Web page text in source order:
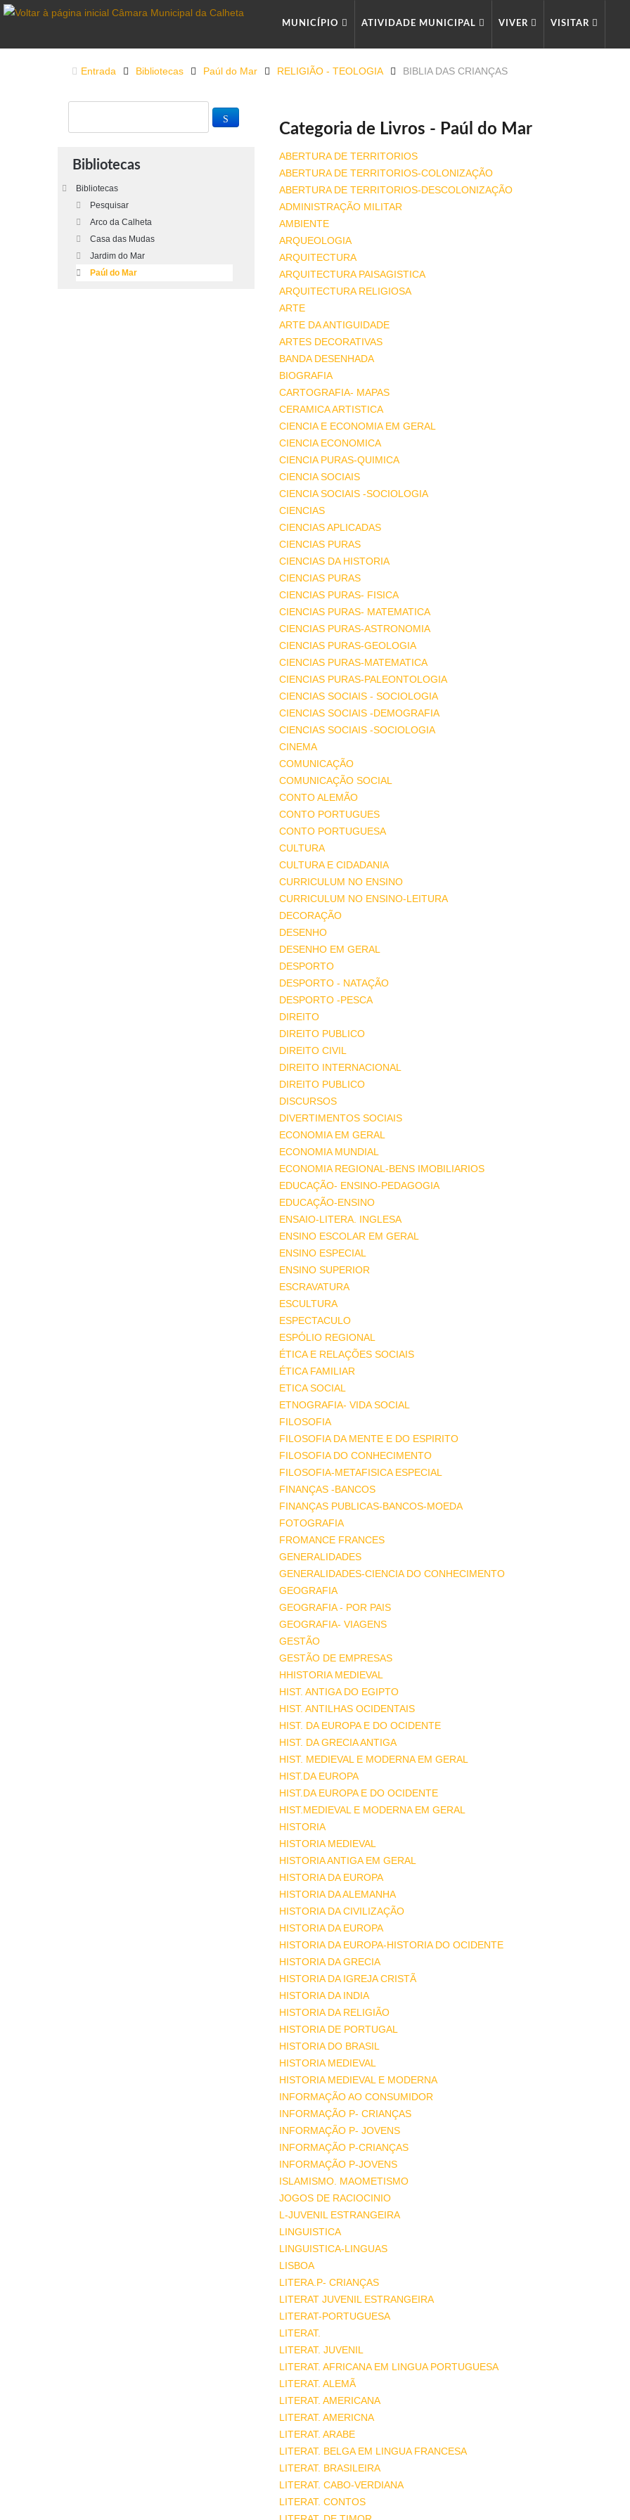
MUNICÍPIO ATIVIDADE MUNICIPAL VIVER VISITAR
Entrada Bibliotecas Paúl do Mar RELIGIÃO - TEOLOGIA BIBLIA DAS CRIANÇAS
Categoria de Livros - Paúl do Mar
ABERTURA DE TERRITORIOS
ABERTURA DE TERRITORIOS-COLONIZAÇÃO
ABERTURA DE TERRITORIOS-DESCOLONIZAÇÃO
ADMINISTRAÇÃO MILITAR
AMBIENTE
ARQUEOLOGIA
ARQUITECTURA
ARQUITECTURA PAISAGISTICA
ARQUITECTURA RELIGIOSA
ARTE
ARTE DA ANTIGUIDADE
ARTES DECORATIVAS
BANDA DESENHADA
BIOGRAFIA
CARTOGRAFIA- MAPAS
CERAMICA ARTISTICA
CIENCIA E ECONOMIA EM GERAL
CIENCIA ECONOMICA
CIENCIA PURAS-QUIMICA
CIENCIA SOCIAIS
CIENCIA SOCIAIS -SOCIOLOGIA
CIENCIAS
CIENCIAS APLICADAS
CIENCIAS PURAS
CIENCIAS DA HISTORIA
CIENCIAS PURAS
CIENCIAS PURAS- FISICA
CIENCIAS PURAS- MATEMATICA
CIENCIAS PURAS-ASTRONOMIA
CIENCIAS PURAS-GEOLOGIA
CIENCIAS PURAS-MATEMATICA
CIENCIAS PURAS-PALEONTOLOGIA
CIENCIAS SOCIAIS - SOCIOLOGIA
CIENCIAS SOCIAIS -DEMOGRAFIA
CIENCIAS SOCIAIS -SOCIOLOGIA
CINEMA
COMUNICAÇÃO
COMUNICAÇÃO SOCIAL
CONTO ALEMÃO
CONTO PORTUGUES
CONTO PORTUGUESA
CULTURA
CULTURA E CIDADANIA
CURRICULUM NO ENSINO
CURRICULUM NO ENSINO-LEITURA
DECORAÇÃO
DESENHO
DESENHO EM GERAL
DESPORTO
DESPORTO - NATAÇÃO
DESPORTO -PESCA
DIREITO
DIREITO PUBLICO
DIREITO CIVIL
DIREITO INTERNACIONAL
DIREITO PUBLICO
DISCURSOS
DIVERTIMENTOS SOCIAIS
ECONOMIA EM GERAL
ECONOMIA MUNDIAL
ECONOMIA REGIONAL-BENS IMOBILIARIOS
EDUCAÇÃO- ENSINO-PEDAGOGIA
EDUCAÇÃO-ENSINO
ENSAIO-LITERA. INGLESA
ENSINO ESCOLAR EM GERAL
ENSINO ESPECIAL
ENSINO SUPERIOR
ESCRAVATURA
ESCULTURA
ESPECTACULO
ESPÓLIO REGIONAL
ÉTICA E RELAÇÕES SOCIAIS
ÉTICA FAMILIAR
ETICA SOCIAL
ETNOGRAFIA- VIDA SOCIAL
FILOSOFIA
FILOSOFIA DA MENTE E DO ESPIRITO
FILOSOFIA DO CONHECIMENTO
FILOSOFIA-METAFISICA ESPECIAL
FINANÇAS -BANCOS
FINANÇAS PUBLICAS-BANCOS-MOEDA
FOTOGRAFIA
FROMANCE FRANCES
GENERALIDADES
GENERALIDADES-CIENCIA DO CONHECIMENTO
GEOGRAFIA
GEOGRAFIA - POR PAIS
GEOGRAFIA- VIAGENS
GESTÃO
GESTÃO DE EMPRESAS
HHISTORIA MEDIEVAL
HIST. ANTIGA DO EGIPTO
HIST. ANTILHAS OCIDENTAIS
HIST. DA EUROPA E DO OCIDENTE
HIST. DA GRECIA ANTIGA
HIST. MEDIEVAL E MODERNA EM GERAL
HIST.DA EUROPA
HIST.DA EUROPA E DO OCIDENTE
HIST.MEDIEVAL E MODERNA EM GERAL
HISTORIA
HISTORIA MEDIEVAL
HISTORIA ANTIGA EM GERAL
HISTORIA DA EUROPA
HISTORIA DA ALEMANHA
HISTORIA DA CIVILIZAÇÃO
HISTORIA DA EUROPA
HISTORIA DA EUROPA-HISTORIA DO OCIDENTE
HISTORIA DA GRECIA
HISTORIA DA IGREJA CRISTÃ
HISTORIA DA INDIA
HISTORIA DA RELIGIÃO
HISTORIA DE PORTUGAL
HISTORIA DO BRASIL
HISTORIA MEDIEVAL
HISTORIA MEDIEVAL E MODERNA
INFORMAÇÃO AO CONSUMIDOR
INFORMAÇÃO P- CRIANÇAS
INFORMAÇÃO P- JOVENS
INFORMAÇÃO P-CRIANÇAS
INFORMAÇÃO P-JOVENS
ISLAMISMO. MAOMETISMO
JOGOS DE RACIOCINIO
L-JUVENIL ESTRANGEIRA
LINGUISTICA
LINGUISTICA-LINGUAS
LISBOA
LITERA.P- CRIANÇAS
LITERAT JUVENIL ESTRANGEIRA
LITERAT-PORTUGUESA
LITERAT.
LITERAT. JUVENIL
LITERAT. AFRICANA EM LINGUA PORTUGUESA
LITERAT. ALEMÃ
LITERAT. AMERICANA
LITERAT. AMERICNA
LITERAT. ARABE
LITERAT. BELGA EM LINGUA FRANCESA
LITERAT. BRASILEIRA
LITERAT. CABO-VERDIANA
LITERAT. CONTOS
Bibliotecas
Bibliotecas
Pesquisar
Arco da Calheta
Casa das Mudas
Jardim do Mar
Paúl do Mar